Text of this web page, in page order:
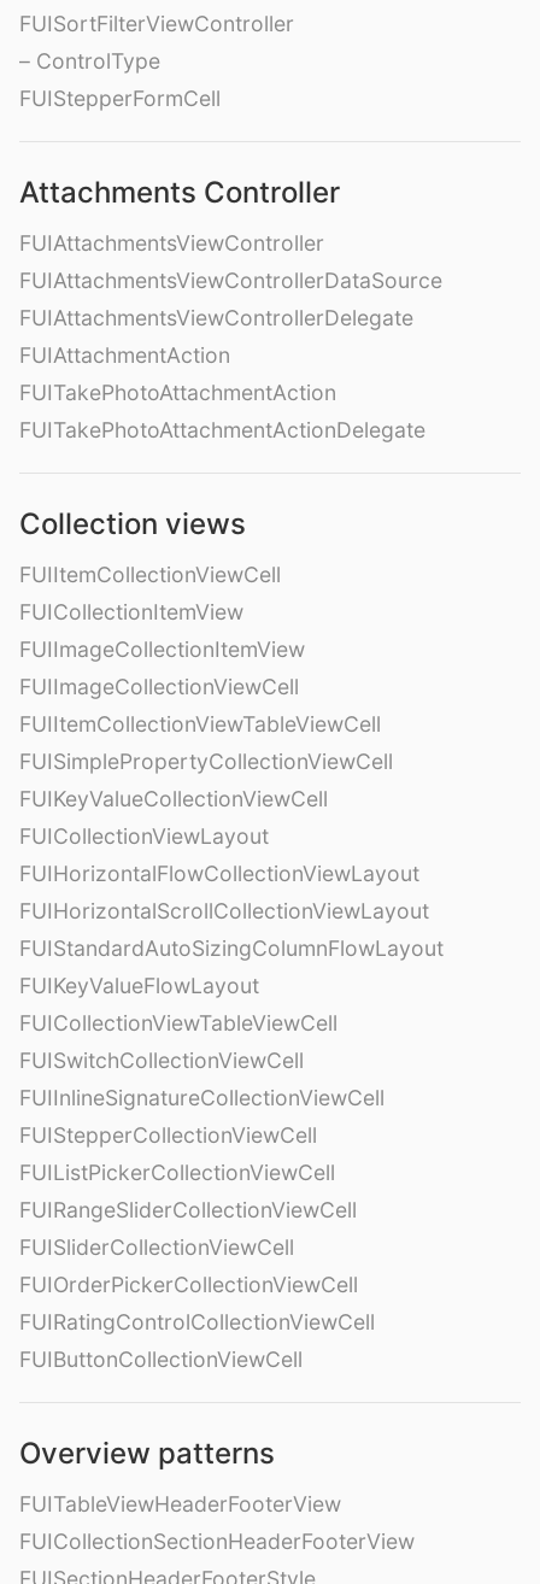
FUISortFilterViewController
– ControlType
FUIStepperFormCell
Attachments Controller
FUIAttachmentsViewController
FUIAttachmentsViewControllerDataSource
FUIAttachmentsViewControllerDelegate
FUIAttachmentAction
FUITakePhotoAttachmentAction
FUITakePhotoAttachmentActionDelegate
Collection views
FUIItemCollectionViewCell
FUICollectionItemView
FUIImageCollectionItemView
FUIImageCollectionViewCell
FUIItemCollectionViewTableViewCell
FUISimplePropertyCollectionViewCell
FUIKeyValueCollectionViewCell
FUICollectionViewLayout
FUIHorizontalFlowCollectionViewLayout
FUIHorizontalScrollCollectionViewLayout
FUIStandardAutoSizingColumnFlowLayout
FUIKeyValueFlowLayout
FUICollectionViewTableViewCell
FUISwitchCollectionViewCell
FUIInlineSignatureCollectionViewCell
FUIStepperCollectionViewCell
FUIListPickerCollectionViewCell
FUIRangeSliderCollectionViewCell
FUISliderCollectionViewCell
FUIOrderPickerCollectionViewCell
FUIRatingControlCollectionViewCell
FUIButtonCollectionViewCell
Overview patterns
FUITableViewHeaderFooterView
FUICollectionSectionHeaderFooterView
FUISectionHeaderFooterStyle